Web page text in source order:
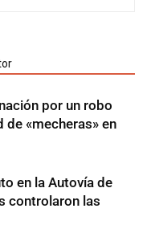
por un robo
de «mecheras» en
en la Autovía de
controlaron las